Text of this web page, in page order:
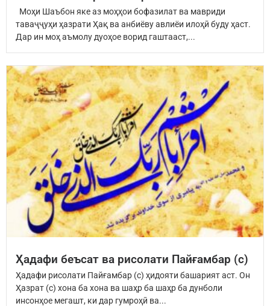
Моҳи Шаъбон яке аз моҳҳои бофазилат ва мавриди
таваҷҷуҳи ҳазрати Ҳақ ва анбиёву авлиёи илоҳӣ буду ҳаст.
Дар ин моҳ аъмолу дуоҳое ворид гаштааст,...
Ҳадафи беъсат ва рисолати Пайғамбар (с)
Ҳадафи рисолати Пайғамбар (с) ҳидояти башарият аст. Он
Ҳазрат (с) хона ба хона ва шаҳр ба шаҳр ба дунболи
инсонҳое мегашт, ки дар гумроҳӣ ва...